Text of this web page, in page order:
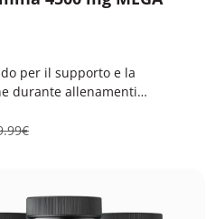
per il supporto e la
durante allenamenti